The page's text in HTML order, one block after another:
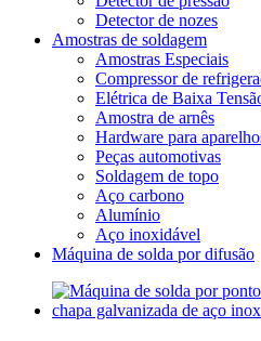
Detector de nozes
Amostras de soldagem
Amostras Especiais
Compressor de
Elétrica de Baixa
Amostra de arnês
Hardware para
Peças automotivas
Soldagem de topo
Aço carbono
Alumínio
Aço inoxidável
Máquina de solda por difusão